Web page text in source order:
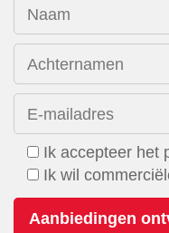
Naam
Achternamen
E-mailadres
Ik accepteer het
Ik wil